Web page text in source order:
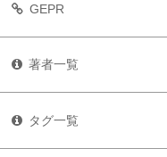
GEPR
著者一覧
タグ一覧